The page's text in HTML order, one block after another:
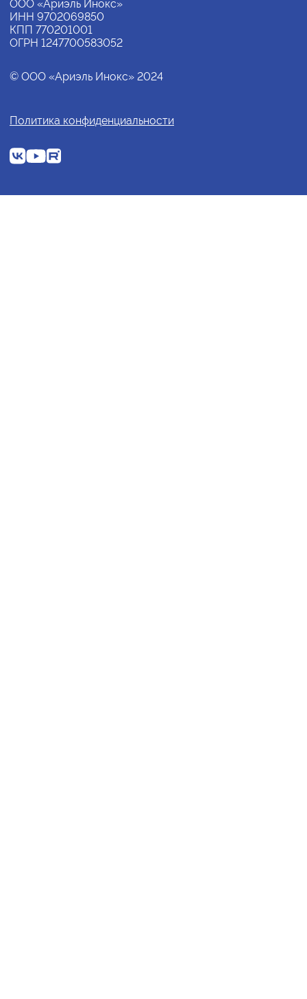
ООО «Ариэль Инокс»
ИНН 9702069850
КПП 770201001
ОГРН 1247700583052
© ООО «Ариэль Инокс» 2024
Политика конфиденциальности